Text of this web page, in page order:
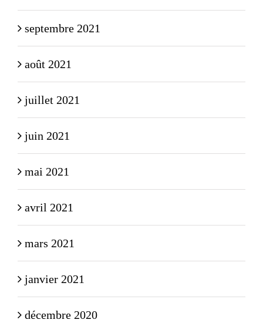
septembre 2021
août 2021
juillet 2021
juin 2021
mai 2021
avril 2021
mars 2021
janvier 2021
décembre 2020